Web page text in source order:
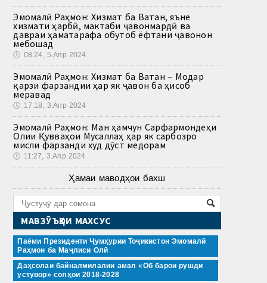
Эмомалӣ Раҳмон: Хизмат ба Ватан, яъне
хизмати ҳарбӣ, мактаби ҷавонмардӣ ва
давраи ҳаматарафа обутоб ёфтани ҷавонон
мебошад
🕔 08:24, 5.Апр 2024
Эмомалӣ Раҳмон: Хизмат ба Ватан – Модар
қарзи фарзандии ҳар як ҷавон ба ҳисоб
меравад
🕔 17:18, 3.Апр 2024
Эмомалӣ Раҳмон: Ман ҳамчун Сарфармондеҳи
Олии Қувваҳои Мусаллаҳ ҳар як сарбозро
мисли фарзанди худ дӯст медорам
🕔 11:27, 3.Апр 2024
Ҳамаи маводҳои бахш
МАВЗӮЪҲОИ МАХСУС
Паёми Президенти Ҷумҳурии Тоҷикистон Эмомалӣ
Раҳмон ба Маҷлиси Олӣ
Даҳсолаи байналмилалии амал «Об барои рушди
устувор» солҳои 2018-2028